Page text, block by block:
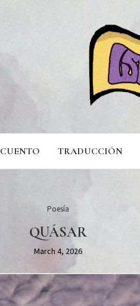
CUENTO TRADUCCIÓN
Poesía
QUÁSAR
March 4, 2026